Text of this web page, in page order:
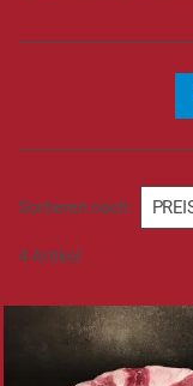
Sortieren nach
4Artikel